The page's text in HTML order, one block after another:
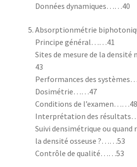
Données dynamiques……40
Absorptionmétrie
Principe général……41
Sites de mesure de la
43
Performances des
Dosimétrie……47
Conditions de l’examen……48
Interprétation des
Suivi densimétrique ou quand
la densité osseuse ?……53
Contrôle de qualité……53